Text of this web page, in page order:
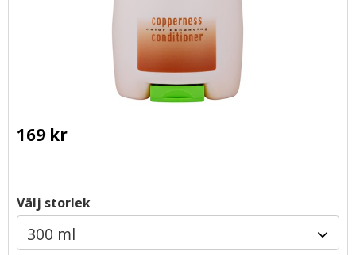
169kr
Välj storlek